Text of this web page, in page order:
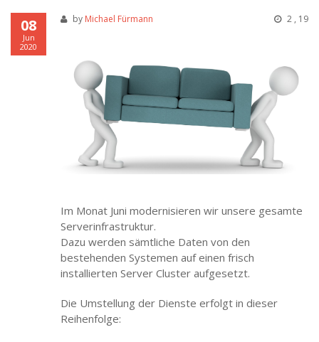
08
Jun
2020
2 , 19
by Michael Fürmann
Im Monat Juni modernisieren wir unsere gesamte
Serverinfrastruktur.
Dazu werden sämtliche Daten von den
bestehenden Systemen auf einen frisch
installierten Server Cluster aufgesetzt.
Die Umstellung der Dienste erfolgt in dieser
Reihenfolge: